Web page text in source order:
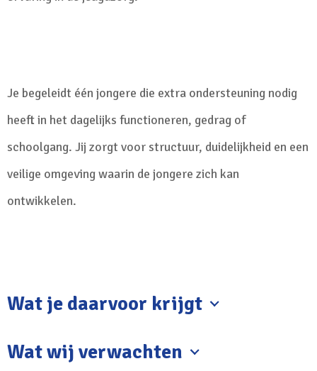
Je begeleidt één jongere die extra ondersteuning nodig
heeft in het dagelijks functioneren, gedrag of
schoolgang. Jij zorgt voor structuur, duidelijkheid en een
veilige omgeving waarin de jongere zich kan
ontwikkelen.
Wat je daarvoor krijgt
Wat wij verwachten